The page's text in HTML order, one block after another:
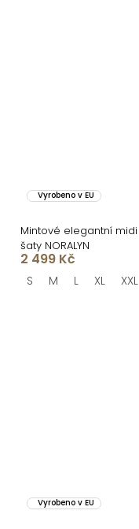
Vyrobeno v EU
Mintové elegantní midi
šaty NORALYN
2 499 Kč
S M L XL XXL
Vyrobeno v EU